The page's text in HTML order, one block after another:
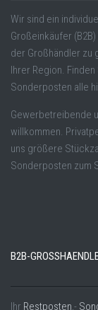
Wir sind ein
Großeinkäufer
der Großhändler zu
Ihrer Region. Finden
Sonderposten alle
Gewerbetreibende
willkommen.
uns größere
Sonderposten zum
B2B-
Ihr Restposten,-